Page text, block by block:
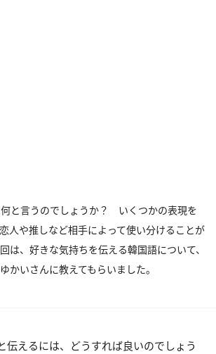
と言うのでしょうか？ いくつかの表現を
人や推しなど相手によって使い分けることが
は、好きな気持ちを伝える韓国語について、
かいさんに教えてもらいました。
伝えるには、どうすれば良いのでしょう